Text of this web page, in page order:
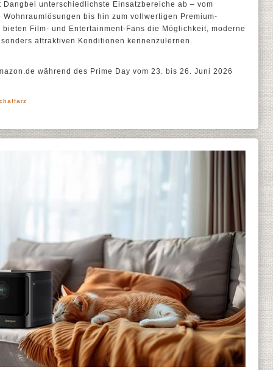
unterschiedlichste Einsatzbereiche ab – vom
bis hin zum vollwertigen Premium-
Film- und Entertainment-Fans die Möglichkeit, moderne
attraktiven Konditionen kennenzulernen.
während des Prime Day vom 23. bis 26. Juni 2026